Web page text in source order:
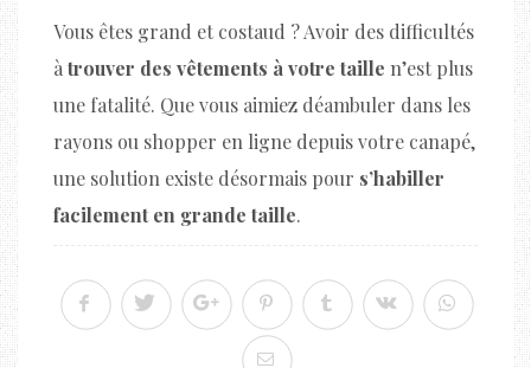
Vous êtes grand et costaud ? Avoir des difficultés
à trouver des vêtements à votre taille n’est plus
une fatalité. Que vous aimiez déambuler dans les
rayons ou shopper en ligne depuis votre canapé,
une solution existe désormais pour s’habiller
facilement en grande taille.